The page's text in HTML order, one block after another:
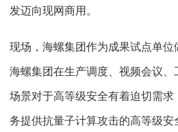
发迈向现网商用。
现场，海螺集团作为成果试点单位
海螺集团在生产调度、视频会议
场景对于高等级安全有着迫切需
务提供抗量子计算攻击的高等级